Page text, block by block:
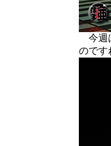
今週
のです